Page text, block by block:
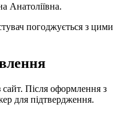
Анатоліївна.
погоджується з цими
Після оформлення з
для підтвердження.